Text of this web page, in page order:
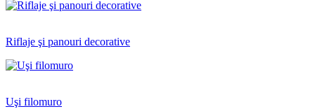
Riflaje şi panouri decorative
Uşi filomuro